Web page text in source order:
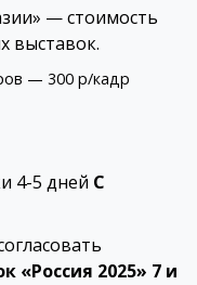
— стоимость
выставок.
— 300 р/кадр
4-5 дней С
«Россия 2025» 7 и